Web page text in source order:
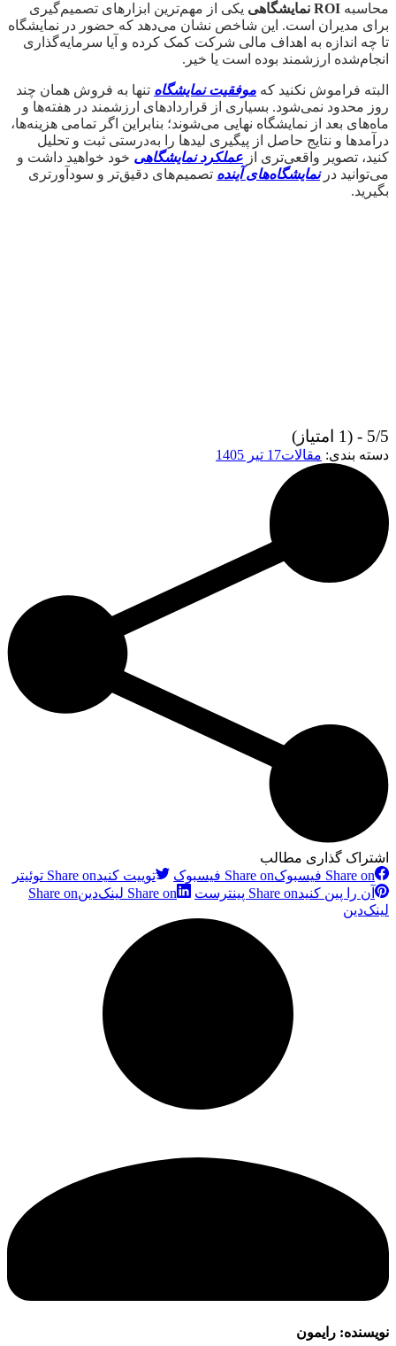
محاسبه ROI نمایشگاهی
یکی از مهم‌ترین ابزارهای تصمیم‌گیری
برای مدیران است. این شاخص نشان می‌دهد که حضور در نمایشگاه
تا چه اندازه به اهداف مالی شرکت کمک کرده و آیا سرمایه‌گذاری
انجام‌شده ارزشمند بوده است یا خیر.
البته فراموش نکنید که موفقیت نمایشگاه تنها به فروش همان چند
روز محدود نمی‌شود. بسیاری از قراردادهای ارزشمند در هفته‌ها و
ماه‌های بعد از نمایشگاه نهایی می‌شوند؛ بنابراین اگر تمامی هزینه‌ها،
درآمدها و نتایج حاصل از پیگیری لیدها را به‌درستی ثبت و تحلیل
کنید، تصویر واقعی‌تری از عملکرد نمایشگاهی خود خواهید داشت و
می‌توانید درنمایشگاه‌های آینده تصمیم‌های دقیق‌تر و سودآورتری
بگیرید.
5/5 - (1 امتیاز)
دسته بندی: مقالات17 تیر 1405
اشتراک گذاری مطالب
Share on فیسبوک
Share on فیسبوک توییت کنیدShare on توئیتر
آن را پین کنیدShare on پینترست Share on لینک‌دین
Share on
لینک‌دین
نویسنده: رایمون